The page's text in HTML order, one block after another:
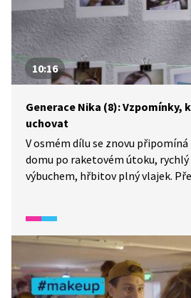
10:16
Generace Nika (8): Vzpomínky,
uchovat
V osmém dílu se znovu
domu po raketovém útoku,
výbuchem, hřbitov plný vlajek.
finální podoba jejich snímků. Na
i děti sdílejí dojetí a hrdost: i v
projektu dokázali vytvořit něco
si z téhle doby sice budou
díky projektu budou moci